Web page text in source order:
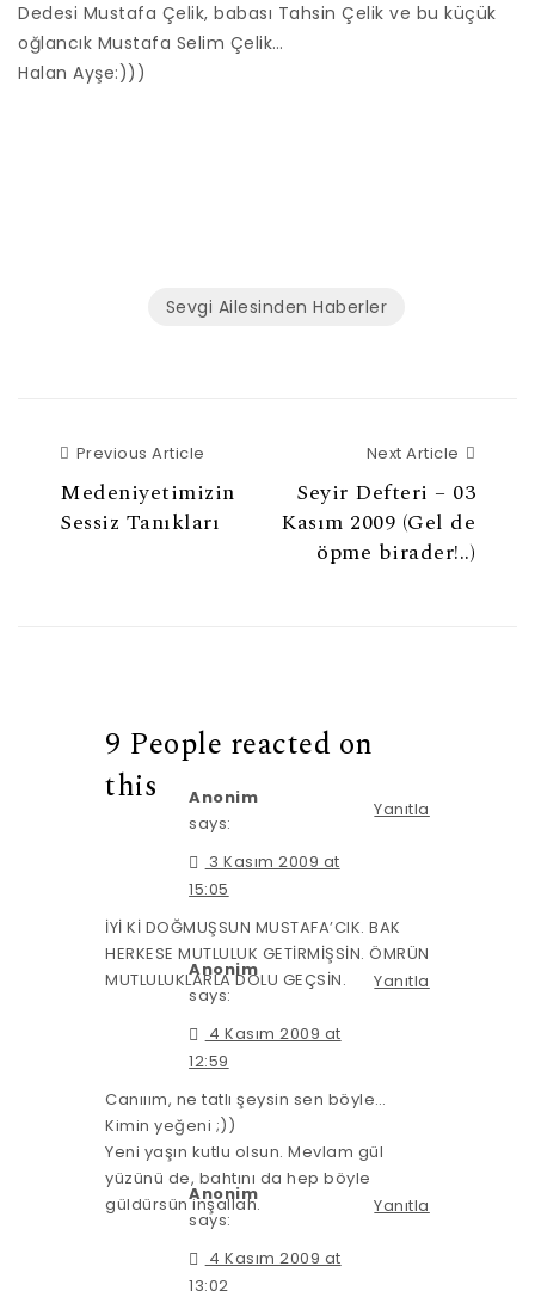
Dedesi Mustafa Çelik, babası Tahsin Çelik ve bu küçük
oğlancık Mustafa Selim Çelik…
Halan Ayşe:)))
Sevgi Ailesinden Haberler
Previous Article
Medeniyetimizin
Sessiz Tanıkları
Next Article
Seyir Defteri – 03
Kasım 2009 (Gel de
öpme birader!..)
9 People reacted on
this
Yanıtla
Anonim
says:
3 Kasım 2009 at
15:05
İYİ Kİ DOĞMUŞSUN MUSTAFA’CIK. BAK
HERKESE MUTLULUK GETİRMİŞSİN. ÖMRÜN
MUTLULUKLARLA DOLU GEÇSİN.
Yanıtla
Anonim
says:
4 Kasım 2009 at
12:59
Canııım, ne tatlı şeysin sen böyle…
Kimin yeğeni ;))
Yeni yaşın kutlu olsun. Mevlam gül
yüzünü de, bahtını da hep böyle
güldürsün inşallah.
Yanıtla
Anonim
says:
4 Kasım 2009 at
13:02